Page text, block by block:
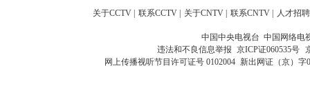
关于CCTV | 联系CCTV | 关于CNTV | 联系CNTV | 人才招聘
中国中央电视台 中国网络电
违法和不良信息举报 京ICP证060535号
网上传播视听节目许可证号 0102004 新出网证（京）